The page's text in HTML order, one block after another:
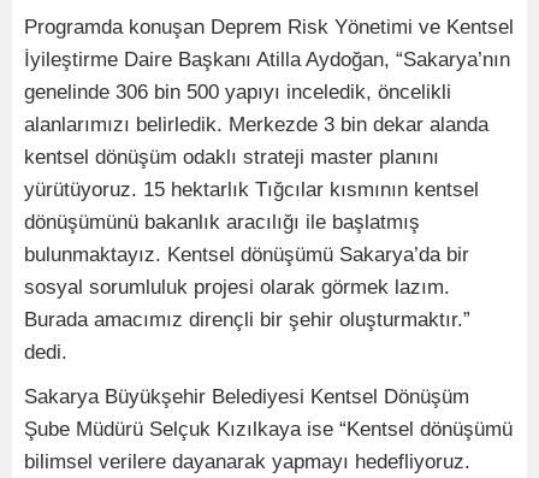
Programda konuşan Deprem Risk Yönetimi ve Kentsel
İyileştirme Daire Başkanı Atilla Aydoğan, “Sakarya’nın
genelinde 306 bin 500 yapıyı inceledik, öncelikli
alanlarımızı belirledik. Merkezde 3 bin dekar alanda
kentsel dönüşüm odaklı strateji master planını
yürütüyoruz. 15 hektarlık Tığcılar kısmının kentsel
dönüşümünü bakanlık aracılığı ile başlatmış
bulunmaktayız. Kentsel dönüşümü Sakarya’da bir
sosyal sorumluluk projesi olarak görmek lazım.
Burada amacımız dirençli bir şehir oluşturmaktır.”
dedi.
Sakarya Büyükşehir Belediyesi Kentsel Dönüşüm
Şube Müdürü Selçuk Kızılkaya ise “Kentsel dönüşümü
bilimsel verilere dayanarak yapmayı hedefliyoruz.